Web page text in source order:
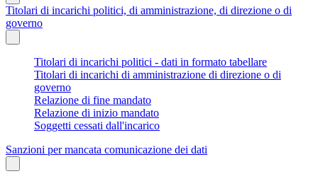
Titolari di incarichi politici, di amministrazione, di direzione o di
governo
Titolari di incarichi politici - dati in formato tabellare
Titolari di incarichi di amministrazione di direzione o di
governo
Relazione di fine mandato
Relazione di inizio mandato
Soggetti cessati dall'incarico
Sanzioni per mancata comunicazione dei dati